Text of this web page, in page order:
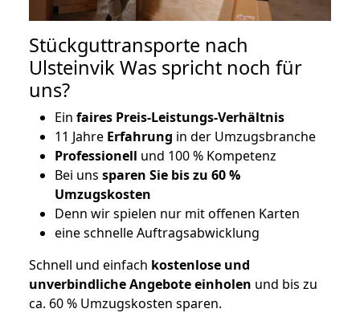
Stückguttransporte nach
Ulsteinvik Was spricht noch für
uns?
Ein faires Preis-Leistungs-Verhältnis
11 Jahre Erfahrung in der Umzugsbranche
Professionell und 100 % Kompetenz
Bei uns sparen Sie bis zu 60 %
Umzugskosten
Denn wir spielen nur mit offenen Karten
eine schnelle Auftragsabwicklung
Schnell und einfach kostenlose und
unverbindliche Angebote einholen und bis zu
ca. 60 % Umzugskosten sparen.